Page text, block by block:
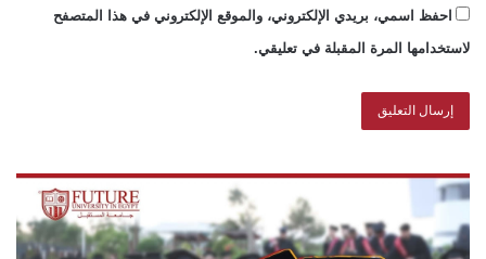
احفظ اسمي، بريدي الإلكتروني، والموقع الإلكتروني في هذا المتصفح
لاستخدامها المرة المقبلة في تعليقي.